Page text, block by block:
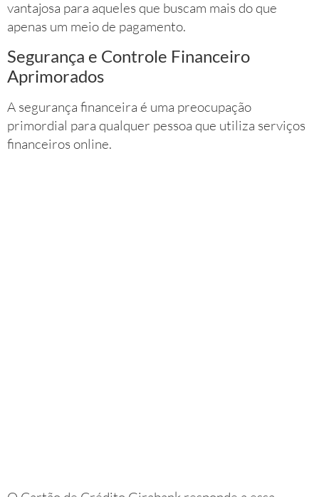
vantajosa para aqueles que buscam mais do que
apenas um meio de pagamento.
Segurança e Controle Financeiro
Aprimorados
A segurança financeira é uma preocupação
primordial para qualquer pessoa que utiliza serviços
financeiros online.